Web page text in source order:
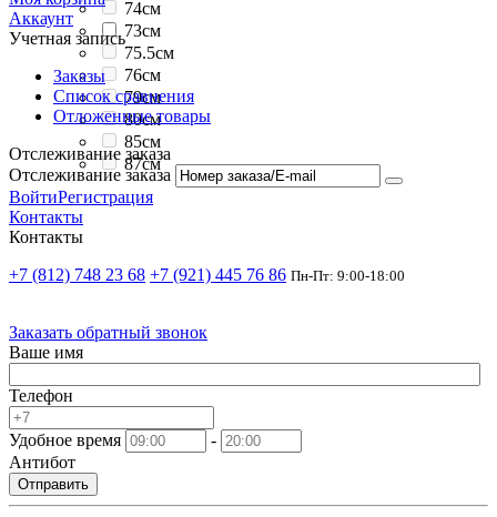
74см
73см
75.5см
76см
79см
80см
85см
87см
Аккаунт
Учетная запись
Заказы
Список сравнения
Отложенные товары
Отслеживание заказа
Отслеживание заказа
ВойтиРегистрация
Контакты
Контакты
+7 (812) 748 23 68 +7 (921) 445 76 86 Пн-Пт: 9:00-18:00
Заказать обратный звонок
Ваше имя
Телефон
Удобное время
-
Антибот
Отправить